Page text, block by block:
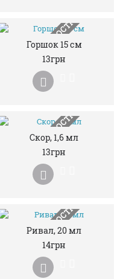
НЕМАЄ В НАЯВНОСТІ
Горшок 15 см
13грн
НЕМАЄ В НАЯВНОСТІ
Скор, 1,6 мл
13грн
НЕМАЄ В НАЯВНОСТІ
Ривал, 20 мл
14грн